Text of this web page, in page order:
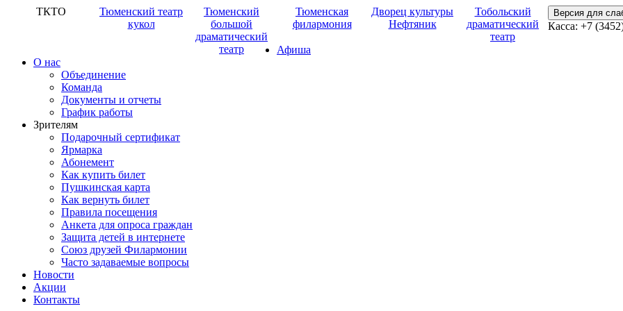
ТКТО
Тюменский театр
кукол
Тюменский
большой
драматический
театр
Тюменская
филармония
Дворец культуры
Нефтяник
Тобольский
драматический
театр
Версия для
Касса: +7
Афиша
О нас
Объединение
Команда
Документы и отчеты
График работы
Зрителям
Подарочный сертификат
Ярмарка
Абонемент
Как купить билет
Пушкинская карта
Как вернуть билет
Правила посещения
Анкета для опроса граждан
Защита детей в интернете
Союз друзей Филармонии
Часто задаваемые вопросы
Новости
Акции
Контакты